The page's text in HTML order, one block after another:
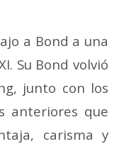
a Bond a una
Su Bond volvió
junto con los
anteriores que
carisma y